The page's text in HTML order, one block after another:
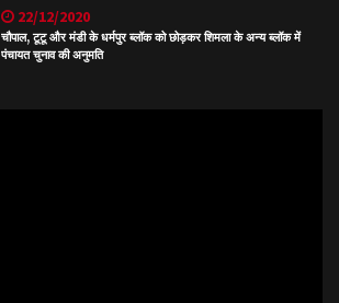
22/12/2020
चौपाल, टूटू और मंडी के धर्मपुर ब्लॉक को छोड़कर शिमला के अन्य ब्लॉक में
पंचायत चुनाव की अनुमति